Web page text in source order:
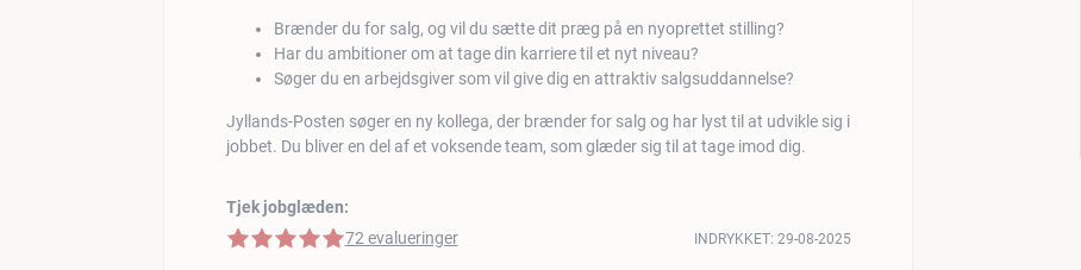
Brænder du for salg, og vil du sætte dit præg på en nyoprettet stilling?
Har du ambitioner om at tage din karriere til et nyt niveau?
Søger du en arbejdsgiver som vil give dig en attraktiv salgsuddannelse?
Jyllands-Posten søger en ny kollega, der brænder for salg og har lyst til at udvikle sig i
jobbet. Du bliver en del af et voksende team, som glæder sig til at tage imod dig.
Tjek jobglæden:
5 af 5 stjerner
72 evalueringer INDRYKKET: 29-08-2025